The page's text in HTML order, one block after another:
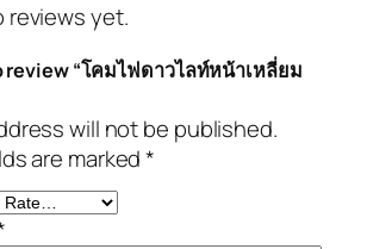
reviews yet.
“โคมไฟดาวไลท์หน้าเหลี่ยม
will not be published.
are marked*